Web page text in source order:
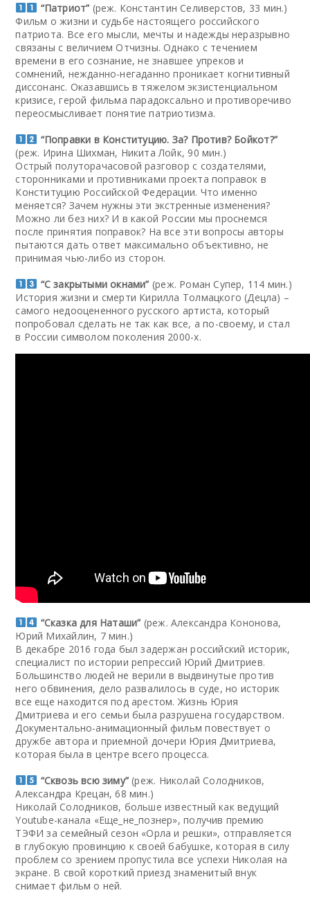
“Патриот” (реж. Константин Селиверстов, 33 мин.)
Фильм о жизни и судьбе настоящего российского
патриота. Все его мысли, мечты и надежды неразрывно
связаны с величием Отчизны. Однако с течением
времени в его сознание, не знавшее упреков и
сомнений, нежданно-негаданно проникает когнитивный
диссонанс. Оказавшись в тяжелом экзистенциальном
кризисе, герой фильма парадоксально и противоречиво
переосмысливает понятие патриотизма.
“Поправки в Конституцию. За? Против? Бойкот?”
(реж. Ирина Шихман, Никита Лойк, 90 мин.)
Острый полуторачасовой разговор с создателями,
сторонниками и противниками проекта поправок в
Конституцию Российской Федерации. Что именно
меняется? Зачем нужны эти экстренные изменения?
Можно ли без них? И в какой России мы проснемся
после принятия поправок? На все эти вопросы авторы
пытаются дать ответ максимально объективно, не
принимая чью-либо из сторон.
“С закрытыми окнами” (реж. Роман Супер, 114 мин.)
История жизни и смерти Кирилла Толмацкого (Децла) –
самого недооцененного русского артиста, который
попробовал сделать не так как все, а по-своему, и стал
в России символом поколения 2000-х.
“Сказка для Наташи” (реж. Александра Кононова,
Юрий Михайлин, 7 мин.)
В декабре 2016 года был задержан российский историк,
специалист по истории репрессий Юрий Дмитриев.
Большинство людей не верили в выдвинутые против
него обвинения, дело развалилось в суде, но историк
все еще находится под арестом. Жизнь Юрия
Дмитриева и его семьи была разрушена государством.
Документально-анимационный фильм повествует о
дружбе автора и приемной дочери Юрия Дмитриева,
которая была в центре всего процесса.
“Сквозь всю зиму” (реж. Николай Солодников,
Александра Крецан, 68 мин.)
Николай Солодников, больше известный как ведущий
Youtube-канала «Еще_не_познер», получив премию
ТЭФИ за семейный сезон «Орла и решки», отправляется
в глубокую провинцию к своей бабушке, которая в силу
проблем со зрением пропустила все успехи Николая на
экране. В свой короткий приезд знаменитый внук
снимает фильм о ней.